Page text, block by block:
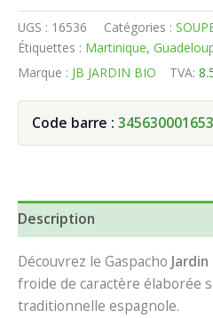
UGS : 16536 Catégories :
Étiquettes : Martinique,
Marque : JB JARDIN BIO TVA:
Code barre :
Description
Découvrez le Gaspacho
froide de caractère élaborée
traditionnelle espagnole.